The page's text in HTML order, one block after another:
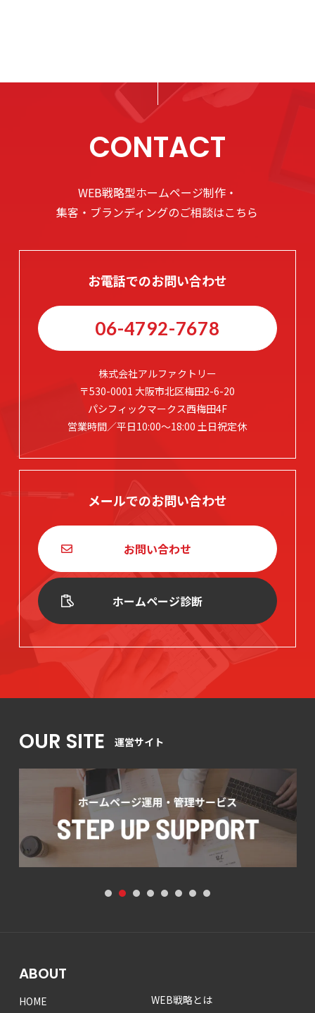
CONTACT
WEB戦略型ホームページ制作・
集客・ブランディングのご相談はこちら
お電話でのお問い合わせ
06-4792-7678
株式会社アルファクトリー
〒530-0001 大阪市北区梅田2-6-20
パシフィックマークス西梅田4F
営業時間／平日10:00～18:00 土日祝定休
メールでのお問い合わせ
お問い合わせ
ホームページ診断
OUR SITE 運営サイト
1 2 3 4 5 6 7 8
ABOUT
HOME
WEB戦略とは